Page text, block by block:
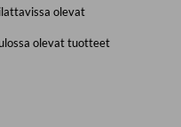
olevat
olevat tuotteet